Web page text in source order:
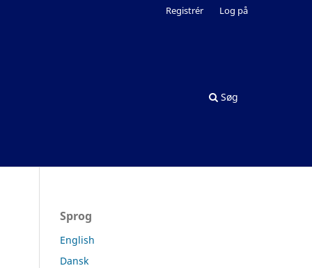
Søg
Registrér Log på
Sprog
English
Dansk